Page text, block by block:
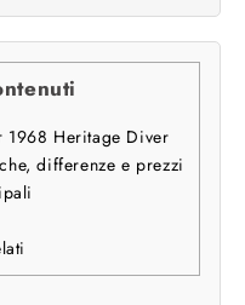
1968 Heritage Diver
differenze e prezzi